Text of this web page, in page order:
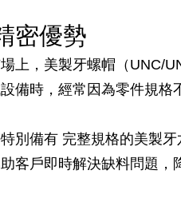
密優勢
上，美製牙螺帽（UNC/
備時，經常因為零件規格
別備有 完整規格的美製
客戶即時解決缺料問題，